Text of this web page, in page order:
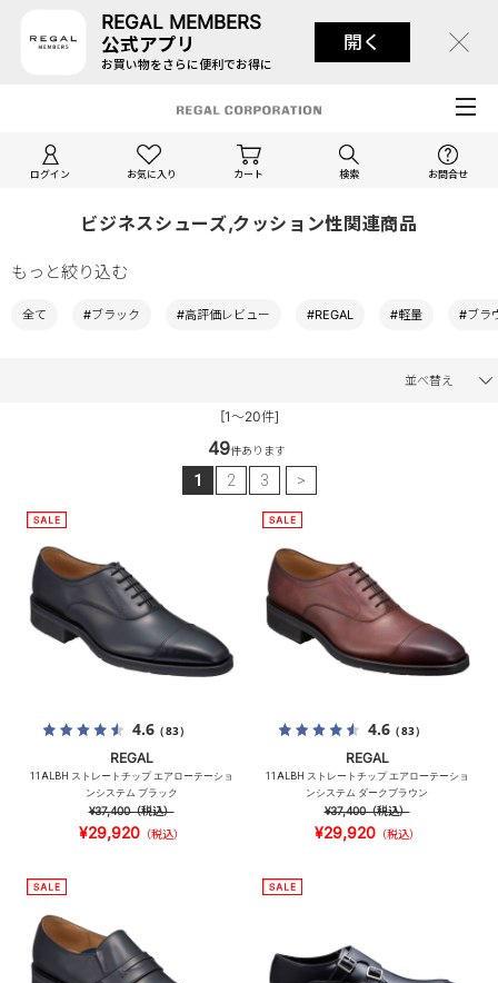
REGAL MEMBERS
公式アプリ
お買い物をさらに便利でお得に
開く
ログイン お気に入り カート 検索 お問合せ
ビジネスシューズ,クッション性関連商品
もっと絞り込む
全て #ブラック #高評価レビュー #REGAL #軽量 #ブラ
並べ替え
[1～20件]
49件あります
1 2 3 >
4.6（83）
REGAL
11ALBH ストレートチップ エアローテーショ
ンシステム ブラック
¥37,400（税込）
¥29,920（税込）
4.6（83）
REGAL
11ALBH ストレートチップ エアローテーショ
ンシステム ダークブラウン
¥37,400（税込）
¥29,920（税込）